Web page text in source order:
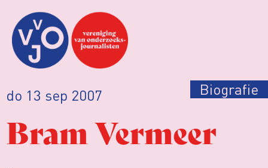
do 13 sep 2007 Biografie
Bram Vermeer